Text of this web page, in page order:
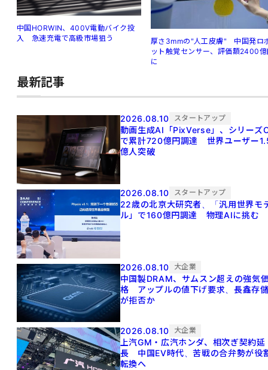
中国HORWIN、400V電動バイク投
入 急速充電で高級市場狙う
厚さ3mmの"人工皮膚" 中国発ロ
ット触覚センサー、評価額2400
に
最新記事
2026.08.10 スタートアップ
動画生成AI「PixVerse」、シリーズ
で累計720億円調達 世界ユーザー
億人突破
2026.08.10 スタートアップ
22歳の北京大研究者、「汎用世界モ
ル」で160億円調達 物理AIに挑む
2026.08.10 大企業
中国製DRAM、サムスン超えの強気
格 アップルの値下げ要求、長鑫存
が拒否か
2026.08.10 大企業
上汽GM・広汽ホンダ、相次ぎ契約延
長 中国EV時代、苦戦の合弁勢が役
転換へ